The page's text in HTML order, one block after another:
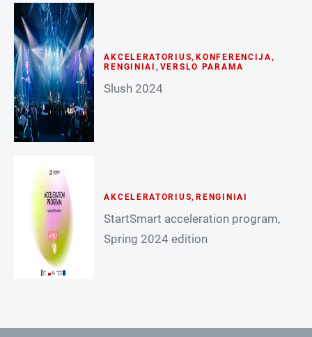
AKCELERATORIUS, KONFERENCIJA,
RENGINIAI , VERSLO PARAMA
Slush 2024
AKCELERATORIUS, RENGINIAI
StartSmart acceleration program,
Spring 2024 edition